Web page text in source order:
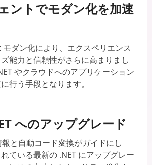
ントでモダン化を加速
ダン化により、エクスペリエンス
能力と信頼性がさらに高まりまし
やクラウドへのアプリケーション
行う手段となります。
へのアップグレード
と自動コード変換がガイドにし
ている最新の .NET にアップグレー